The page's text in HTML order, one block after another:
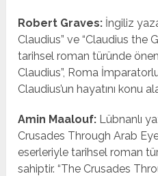
Robert Graves: İngiliz
Claudius” ve “Claudius the
tarihsel roman türünde
Claudius”, Roma
Claudius’un hayatını konu
Amin Maalouf: Lübnanlı
Crusades Through Arab
eserleriyle tarihsel roman
sahiptir. “The Crusades